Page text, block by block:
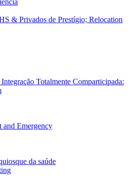
& Privados de Prestígio; Relocation
Totalmente Comparticipada:
Emergency
da saúde